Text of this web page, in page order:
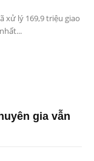
xử lý 169,9 triệu giao
gia vẫn